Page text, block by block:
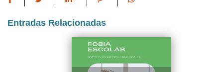
Entradas Relacionadas